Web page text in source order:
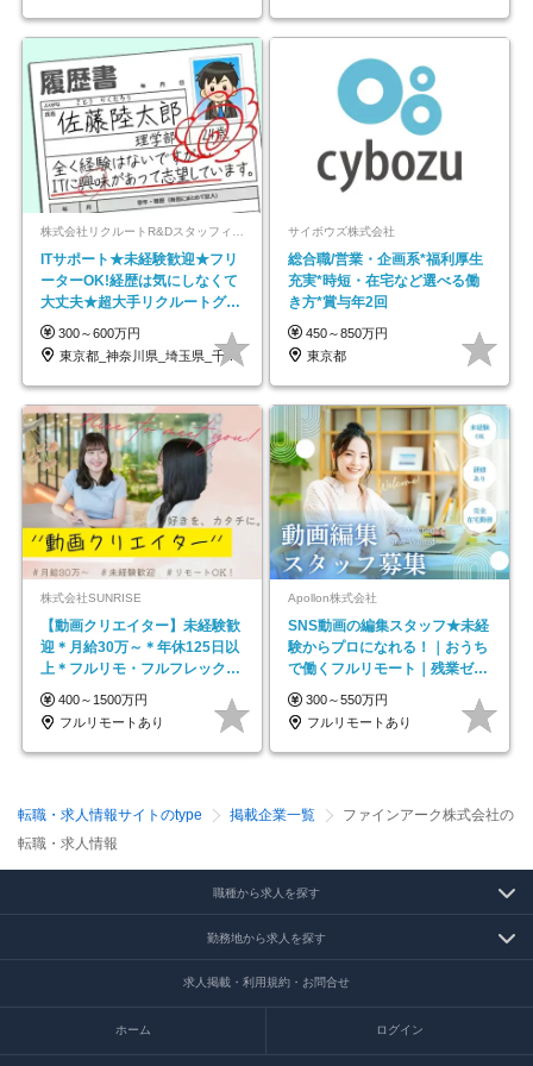
ITサポート★未経験歓迎★フリ
ーターOK!経歴は気にしなくて
大丈夫★超大手リクルートグル
ープの正社員/sg
300～600万円
東京都_神奈川県_埼玉県_千葉県_大阪府…
サイボウズ株式会社
総合職/営業・企画系*福利厚生
充実*時短・在宅など選べる働
き方*賞与年2回
450～850万円
東京都
株式会社SUNRISE
【動画クリエイター】未経験歓
迎＊月給30万～＊年休125日以
上＊フルリモ・フルフレックス
◆10名の採用が決定◆
400～1500万円
フルリモートあり
Apollon株式会社
SNS動画の編集スタッフ★未経
験からプロになれる！｜おうち
で働くフルリモート｜残業ゼロ
で18時退勤◎
300～550万円
フルリモートあり
転職・求人情報サイトのtype 掲載企業一覧
ファインアーク株式会社の
転職・求人情報
職種から求人を探す
勤務地から求人を探す
求人掲載・利用規約・お問合せ
ホーム ログイン